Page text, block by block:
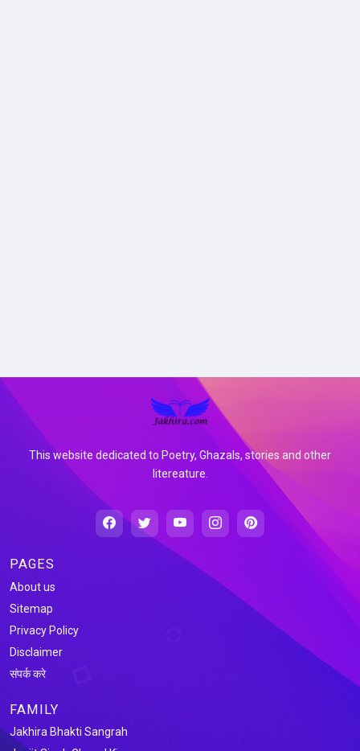
This website dedicated to Poetry, Ghazals, stories and other
litereature.
PAGES
About us
Sitemap
Privacy Policy
Disclaimer
संपर्क करे
FAMILY
Jakhira Bhakti Sangrah